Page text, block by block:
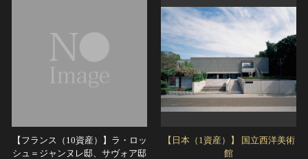
【フランス（10資産）】ラ・ロッ
シュ＝ジャンヌレ邸、サヴォア邸
【日本（1資産）】 国立西洋美術
館